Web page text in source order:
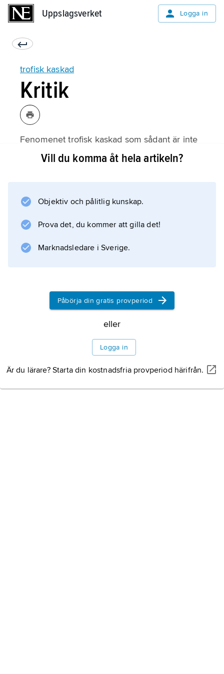
Uppslagsverket Logga in
trofisk kaskad
Kritik
Fenomenet trofisk kaskad som sådant är inte
kontroversiellt. Däremot diskuteras hur vanligt
näringskedja
, men de flesta ekosystem fungerar snarare
näringsvävar
Information om artikeln
Vill du komma åt hela artikeln?
Objektiv och pålitlig kunskap.
Prova det, du kommer att gilla det!
Marknadsledare i Sverige.
Påbörja din gratis provperiod
eller
Logga in
Är du lärare? Starta din kostnadsfria provperiod härifrån.